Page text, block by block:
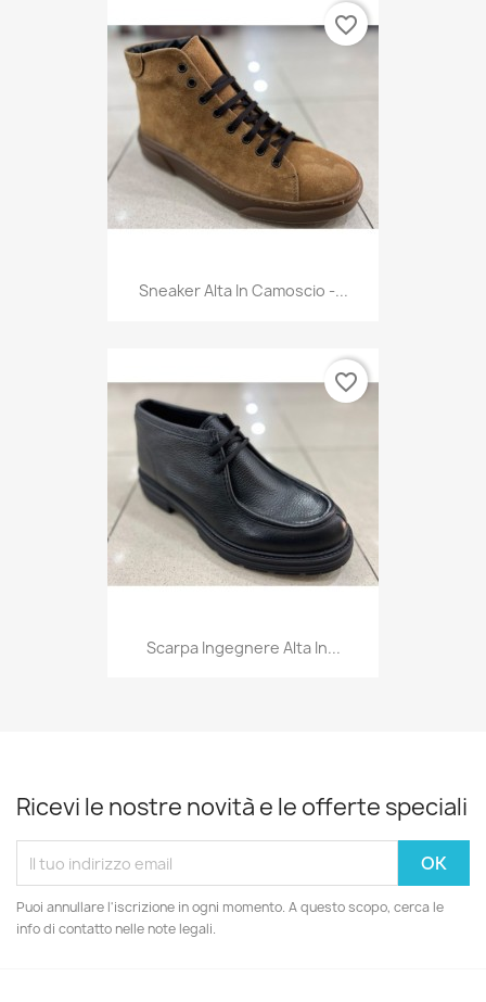
Sneaker Alta In Camoscio -...
favorite_border
Scarpa Ingegnere Alta In...
favorite_border
Ricevi le nostre novità e le offerte speciali
Puoi annullare l'iscrizione in ogni momento. A questo scopo, cerca le
info di contatto nelle note legali.